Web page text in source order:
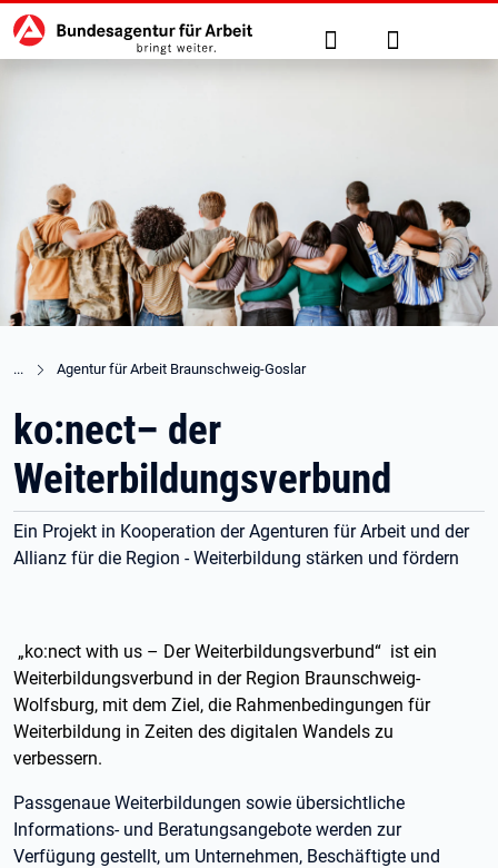
zu den Hauptinhalten springen
Hauptnavigation Suche Anmelden
Agentur für Arbeit Braunschweig-Goslar
ko:nect– der
Weiterbildungsverbund
Ein Projekt in Kooperation der Agenturen für Arbeit und der
Allianz für die Region - Weiterbildung stärken und fördern
„ko:nect with us – Der Weiterbildungsverbund“ ist ein
Weiterbildungsverbund in der Region Braunschweig-
Wolfsburg, mit dem Ziel, die Rahmenbedingungen für
Weiterbildung in Zeiten des digitalen Wandels zu
verbessern.
Passgenaue Weiterbildungen sowie übersichtliche
Informations- und Beratungsangebote werden zur
Verfügung gestellt, um Unternehmen, Beschäftigte und